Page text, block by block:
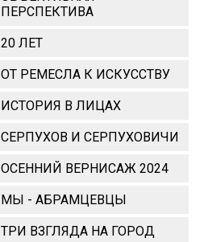
ПЕРСПЕКТИВА
20 ЛЕТ
ОТ РЕМЕСЛА К ИСКУССТВУ
ИСТОРИЯ В ЛИЦАХ
СЕРПУХОВ И СЕРПУХОВИЧИ
ОСЕННИЙ ВЕРНИСАЖ 2024
МЫ - АБРАМЦЕВЦЫ
ТРИ ВЗГЛЯДА НА ГОРОД